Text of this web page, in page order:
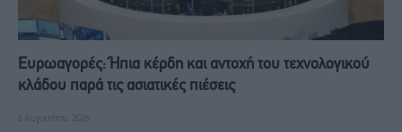
Ευρωαγορές: Ήπια κέρδη και αντοχή του τεχνολογικού
κλάδου παρά τις ασιατικές πιέσεις
6 Αυγούστου, 2026